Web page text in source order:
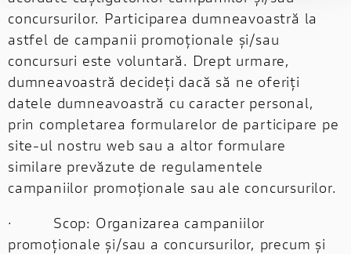
concursurilor. Participarea dumneavoastră la
astfel de campanii promoționale și/sau
concursuri este voluntară. Drept urmare,
dumneavoastră decideți dacă să ne oferiți
datele dumneavoastră cu caracter personal,
prin completarea formularelor de participare pe
site-ul nostru web sau a altor formulare
similare prevăzute de regulamentele
campaniilor promoționale sau ale concursurilor.
· Scop: Organizarea campaniilor
promoționale și/sau a concursurilor, precum și